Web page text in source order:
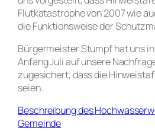
Flutkatastrophe von 2007 wie
die Funktionsweise der
Bürgermeister Stumpf hat uns
Anfang Juli auf unsere
zugesichert, dass die
seien.
Beschreibung des
Gemeinde